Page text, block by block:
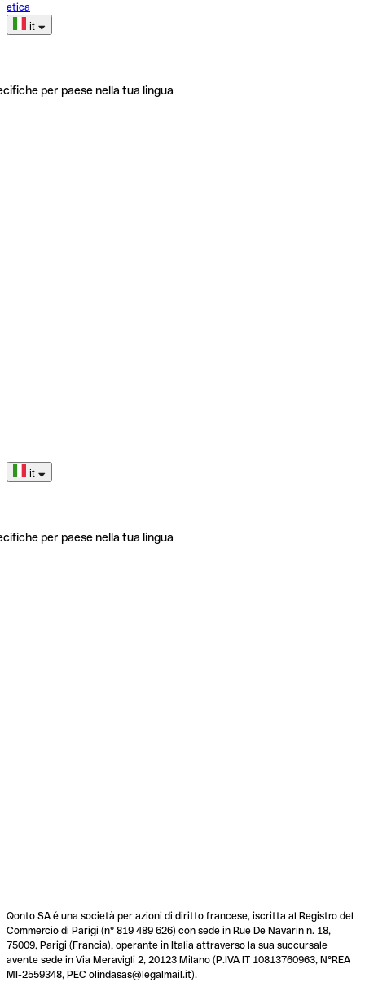
etica
it
per paese nella tua lingua
it
per paese nella tua lingua
Qonto SA é una società per azioni di diritto francese, iscritta al Registro del
Commercio di Parigi (n° 819 489 626) con sede in Rue De Navarin n. 18,
75009, Parigi (Francia), operante in Italia attraverso la sua succursale
avente sede in Via Meravigli 2, 20123 Milano (P.IVA IT 10813760963, N°REA
MI-2559348, PEC olindasas@legalmail.it).